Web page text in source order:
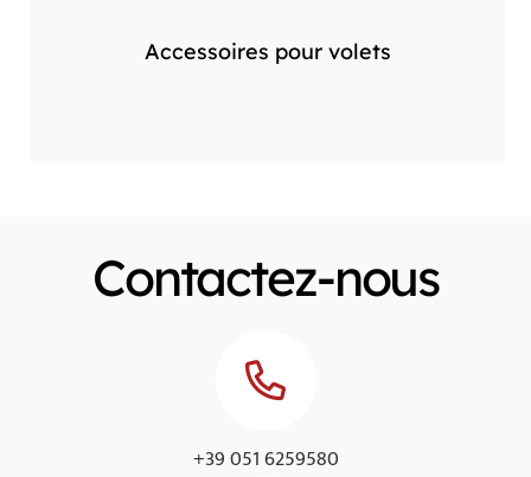
Accessoires pour volets
Contactez-nous
+39 051 6259580